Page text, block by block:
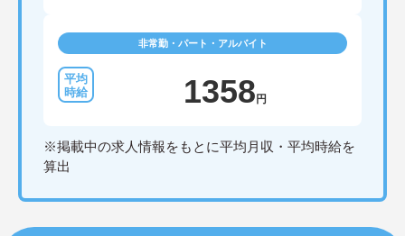
非常勤・パート・アルバイト
1358 円
※掲載中の求人情報をもとに平均月収・平均時給を
算出